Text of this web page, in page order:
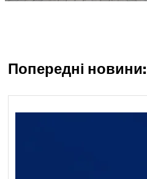
Попередні новини: